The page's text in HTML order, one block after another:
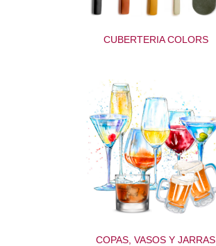
CUBERTERIA COLORS
COPAS, VASOS Y JARRAS